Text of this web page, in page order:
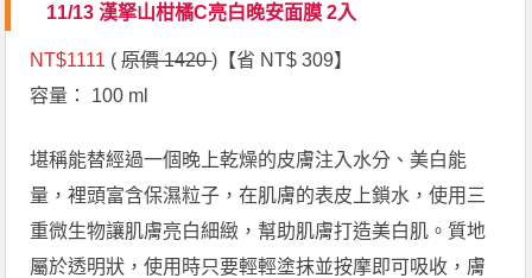
11/13 漢拏山柑橘C亮白晚安面膜 2入
NT$1111 (原價 1420)【省 NT$ 309】
容量： 100 ml
堪稱能替經過一個晚上乾燥的皮膚注入水分、美白能
量，裡頭富含保濕粒子，在肌膚的表皮上鎖水，使用三
重微生物讓肌膚亮白細緻，幫助肌膚打造美白肌。質地
屬於透明狀，使用時只要輕輕塗抹並按摩即可吸收，膚